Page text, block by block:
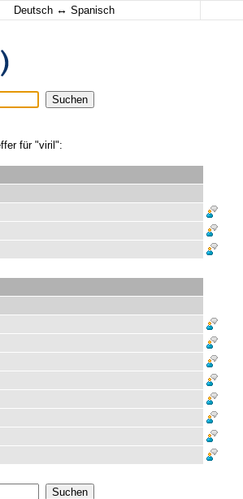
Deutsch ↔ Spanisch
für "viril":